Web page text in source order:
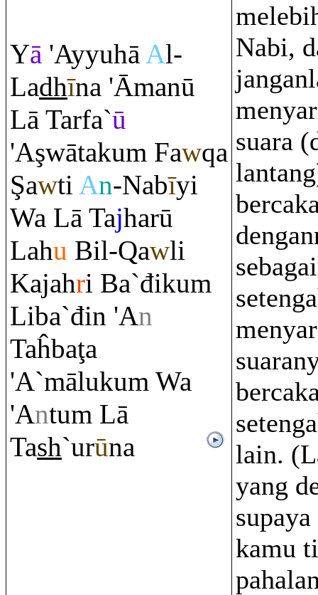
Yā 'AyyuhāAl-
Ladhīna 'Āmanū
Lā Tarfa`ū
'Aşwātakum Fawqa
Şawti An-Nabīyi
Wa Lā Tajharū
Lahu Bil-Qawli
Kajahri Ba`đikum
Liba`đin 'An
Taĥbaţa
'A`mālukum Wa
'Antum Lā
Tash`urūna
Nabi,
suara
lain.
yang
kamu